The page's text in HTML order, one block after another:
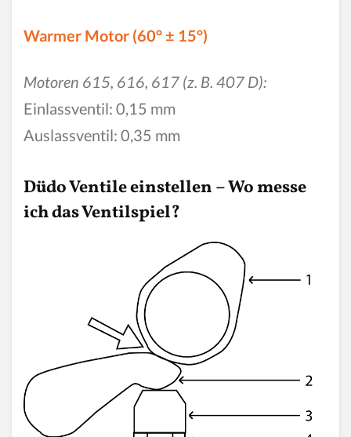
Warmer Motor (60° ± 15°)
Motoren 615, 616, 617 (z. B. 407 D):
Einlassventil: 0,15 mm
Auslassventil: 0,35 mm
Düdo Ventile einstellen – Wo messe
ich das Ventilspiel?